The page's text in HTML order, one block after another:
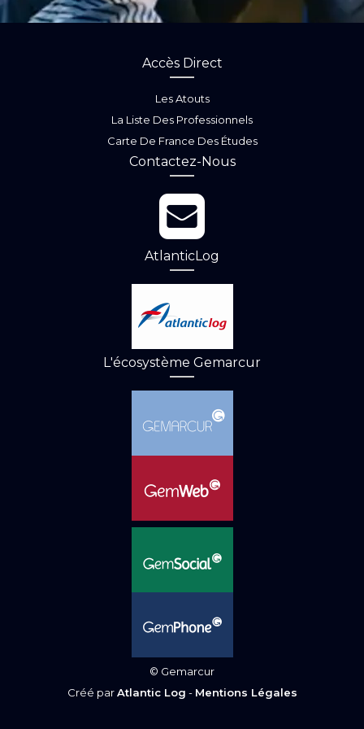
Accès Direct
Les Atouts
La Liste Des Professionnels
Carte De France Des Études
Contactez-Nous
AtlanticLog
L'écosystème Gemarcur
© Gemarcur
Créé parAtlantic Log - Mentions Légales